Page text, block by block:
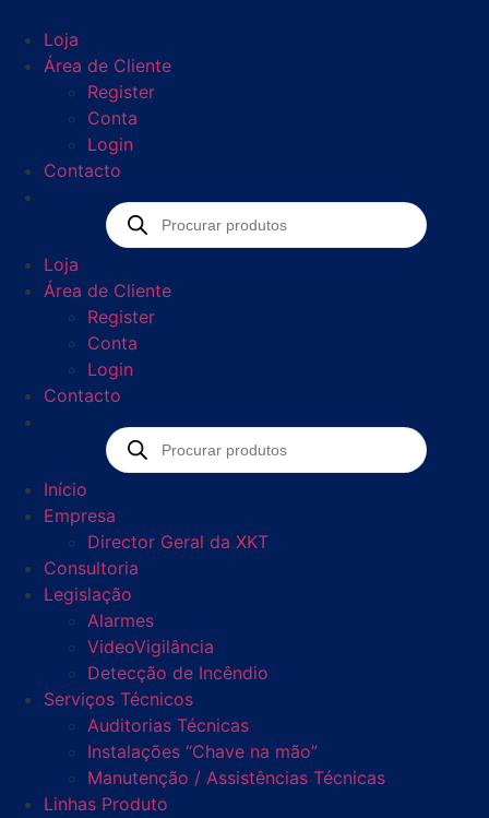
Loja
Área de Cliente
Register
Conta
Login
Contacto
Loja
Área de Cliente
Register
Conta
Login
Contacto
Início
Empresa
Director Geral da XKT
Consultoria
Legislação
Alarmes
VideoVigilância
Detecção de Incêndio
Serviços Técnicos
Auditorias Técnicas
Instalações “Chave na mão”
Manutenção / Assistências Técnicas
Linhas Produto